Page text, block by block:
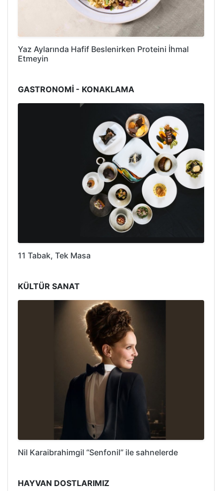
Yaz Aylarında Hafif Beslenirken Proteini İhmal
Etmeyin
GASTRONOMİ - KONAKLAMA
11 Tabak, Tek Masa
KÜLTÜR SANAT
Nil Karaibrahimgil “Senfonil” ile sahnelerde
HAYVAN DOSTLARIMIZ